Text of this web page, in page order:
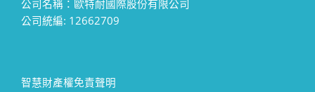
公司名稱：歐特耐國際股份有限公司
公司統編: 12662709
智慧財產權免責聲明